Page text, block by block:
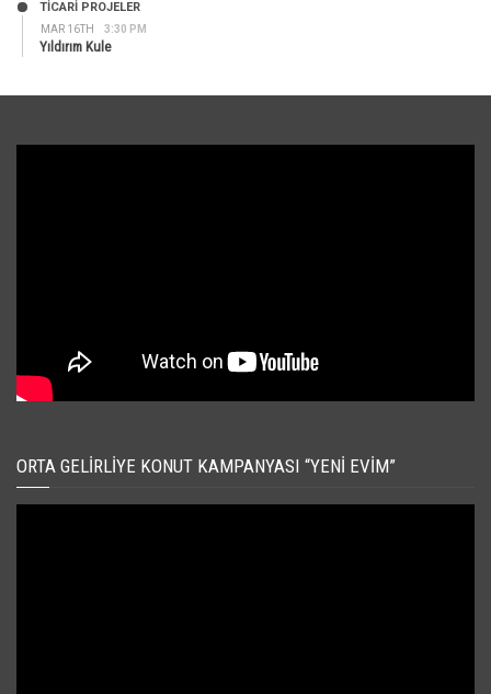
MAR 16TH 3:30 PM
TİCARİ PROJELER
Yıldırım Kule
ORTA GELIRLIYE KONUT KAMPANYASI “YENI EVIM”